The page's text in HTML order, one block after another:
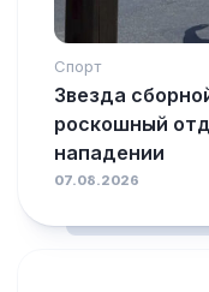
Спорт
Звезда
роскошный
нападении
07.08.2026